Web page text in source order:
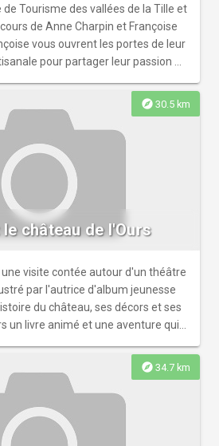
Beaumont-sur-Vingeanne avec un
suivie d’une dégustation de
visite du château - Une balade
de sculptures en bois à Saint-
sur-Vingeanne Une
découvrir le territoire cet été !
Tourisme des vallées de la Tille et
de Anne Charpin et Françoise
vous ouvrent les portes de leur
pour partager leur passion et
> covati.tourisme@covati.fr - 03 80
explore 30.5 km
château de l'Ours
visite contée autour d'un théâtre
par l'autrice d'album jeunesse
du château, ses décors et ses
un livre animé et une aventure qui
explore 34.7 km